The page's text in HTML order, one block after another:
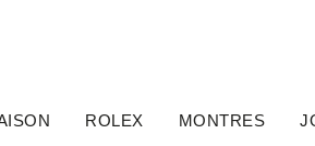
ROLEX MONTRES